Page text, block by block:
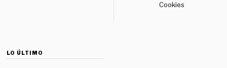
Cookies
LO ÚLTIMO